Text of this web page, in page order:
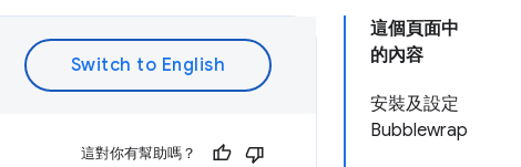
這個頁面中
的內容
安裝及設定
Bubblewrap
這對你有幫助嗎？